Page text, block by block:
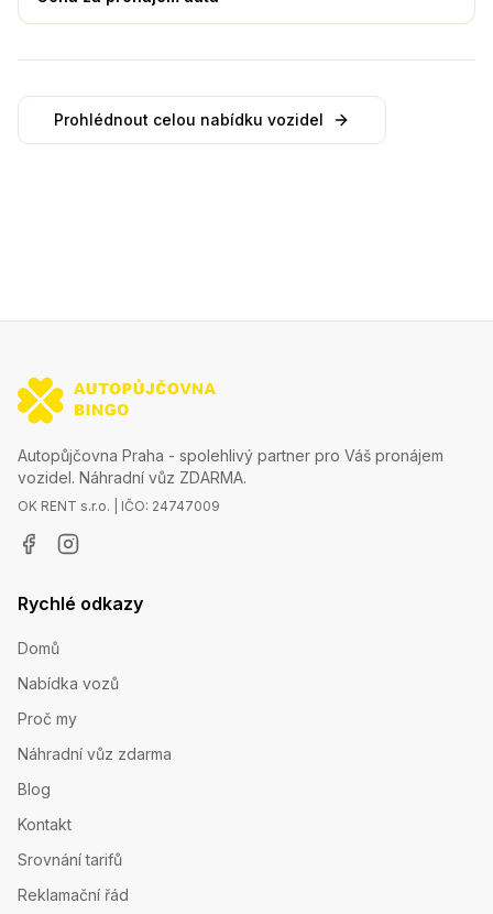
Prohlédnout celou nabídku vozidel
Autopůjčovna Praha - spolehlivý partner pro Váš pronájem
vozidel. Náhradní vůz ZDARMA.
OK RENT s.r.o. | IČO: 24747009
Rychlé odkazy
Domů
Nabídka vozů
Proč my
Náhradní vůz zdarma
Blog
Kontakt
Srovnání tarifů
Reklamační řád